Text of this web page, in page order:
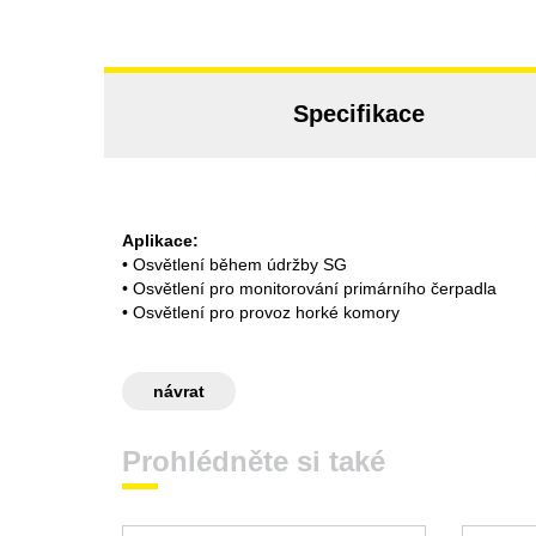
Specifikace
Aplikace:
• Osvětlení během údržby SG
• Osvětlení pro monitorování primárního čerpadla
• Osvětlení pro provoz horké komory
návrat
Prohlédněte si také